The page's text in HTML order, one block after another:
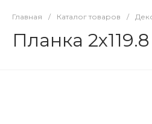
Главная / Каталог товаров /
Планка